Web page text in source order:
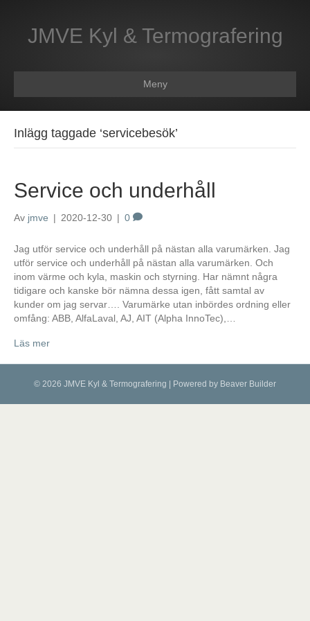
JMVE Kyl & Termografering
Meny
Inlägg taggade ‘servicebesök’
Service och underhåll
Av jmve | 2020-12-30 | 0
Jag utför service och underhåll på nästan alla varumärken. Jag
utför service och underhåll på nästan alla varumärken. Och
inom värme och kyla, maskin och styrning. Har nämnt några
tidigare och kanske bör nämna dessa igen, fått samtal av
kunder om jag servar…. Varumärke utan inbördes ordning eller
omfång: ABB, AlfaLaval, AJ, AIT (Alpha InnoTec),…
Läs mer
© 2026 JMVE Kyl & Termografering Powered by Beaver Builder